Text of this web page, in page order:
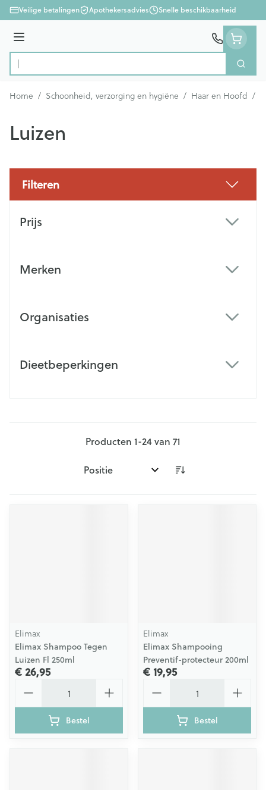
Ga naar de inhoud
Veilige betalingen Apothekersadvies Snelle beschikbaarheid
Menu
Product, merk, categorie...
Zoek
Home / Schoonheid, verzorging en hygiëne / Haar en Hoofd /
Luizen
Filteren
Prijs
Merken
Organisaties
Dieetbeperkingen
Producten 1-24van 71
Sorteer op:
Elimax
Elimax Shampoo Tegen
Luizen Fl 250ml
€ 26,95
Bestel
Elimax
Elimax Shampooing
Preventif-protecteur 200ml
€ 19,95
Bestel